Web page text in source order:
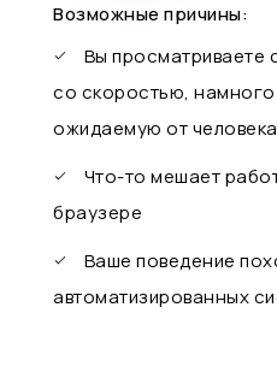
Возможные причины:
Вы просматриваете
со скоростью,
ожидаемую от человека
Что-то мешает
браузере
Ваше поведение
автоматизированных